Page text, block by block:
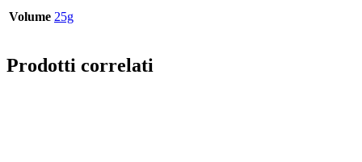
Volume 25g
Prodotti correlati